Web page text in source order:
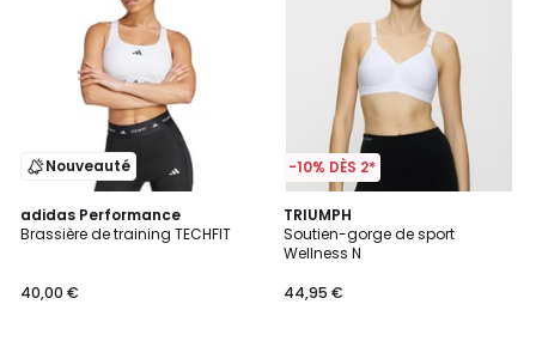
Nouveauté
adidas Performance
Brassière de training TECHFIT
40,00 €
4,8
/ 5
-10% DÈS 2*
TRIUMPH
Soutien-gorge de sport
Wellness N
44,95 €
4,5
/ 5
3
Couleurs